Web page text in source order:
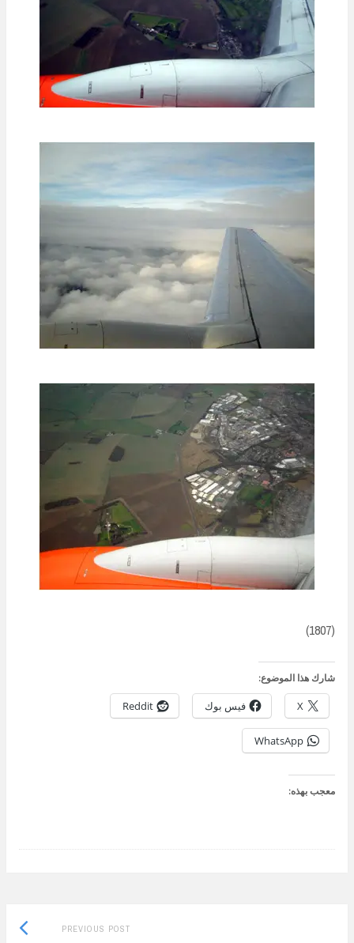
(1807)
شارك هذا الموضوع:
X فيس بوك Reddit
WhatsApp
معجب بهذه:
PREVIOUS POST
Previous